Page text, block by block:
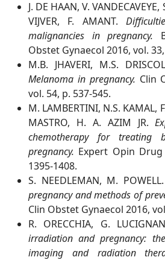
J. DE HAAN, V.
VIJVER, F. AMANT.
malignancies in pregnancy.
Obstet Gynaecol 2016, vol.
M.B. JHAVERI, M.S.
Melanoma in pregnancy. Clin
vol. 54, p. 537-545.
M. LAMBERTINI, N.S. KAMAL,
MASTRO, H. A. AZIM JR.
chemotherapy for treating
pregnancy. Expert Opin
1395-1408.
S. NEEDLEMAN, M. POWELL.
pregnancy and methods of
Clin Obstet Gynaecol 2016,
R. ORECCHIA, G.
irradiation and pregnancy:
imaging and radiation